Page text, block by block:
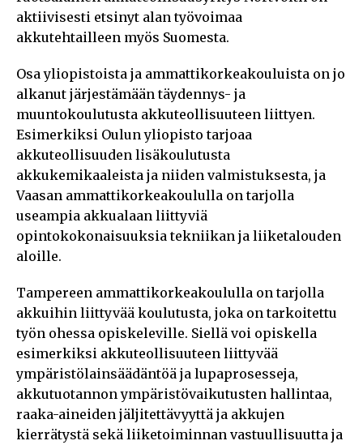
aktiivisesti etsinyt alan työvoimaa
akkutehtailleen myös Suomesta.
Osa yliopistoista ja ammattikorkeakouluista on jo
alkanut järjestämään täydennys- ja
muuntokoulutusta akkuteollisuuteen liittyen.
Esimerkiksi Oulun yliopisto tarjoaa
akkuteollisuuden lisäkoulutusta
akkukemikaaleista ja niiden valmistuksesta, ja
Vaasan ammattikorkeakoululla on tarjolla
useampia akkualaan liittyviä
opintokokonaisuuksia tekniikan ja liiketalouden
aloille.
Tampereen ammattikorkeakoululla on tarjolla
akkuihin liittyvää koulutusta, joka on tarkoitettu
työn ohessa opiskeleville. Siellä voi opiskella
esimerkiksi akkuteollisuuteen liittyvää
ympäristölainsäädäntöä ja lupaprosesseja,
akkutuotannon ympäristövaikutusten hallintaa,
raaka-aineiden jäljitettävyyttä ja akkujen
kierrätystä sekä liiketoiminnan vastuullisuutta ja